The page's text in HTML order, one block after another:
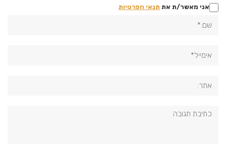
אני מאשר/ת את תנאי הפרטיות